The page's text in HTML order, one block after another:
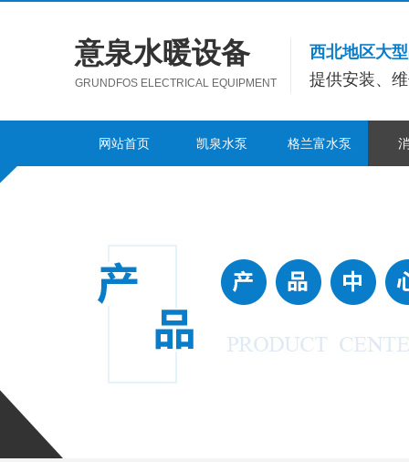
意泉水暖设备
GRUNDFOS ELECTRICAL EQUIPMENT
西北地区大
提供安装、
网站首页 凯泉水泵 格兰富水泵